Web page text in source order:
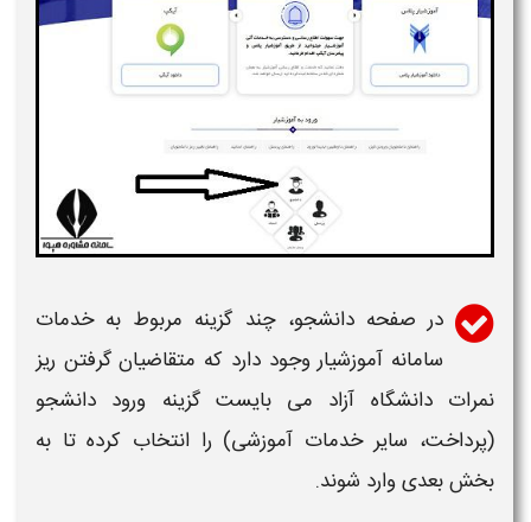
در صفحه دانشجو، چند گزینه مربوط به خدمات
سامانه آموزشیار وجود دارد که متقاضیان گرفتن ریز
نمرات دانشگاه آزاد می بایست گزینه ورود دانشجو
(پرداخت، سایر خدمات آموزشی) را انتخاب کرده تا به
بخش بعدی وارد شوند.